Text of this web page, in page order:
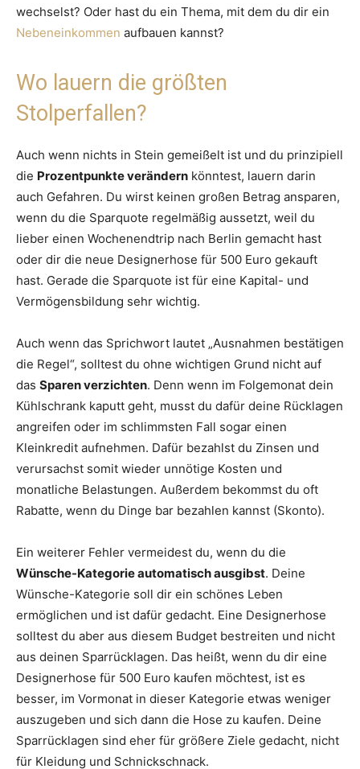
wechselst? Oder hast du ein Thema, mit dem du dir ein
Nebeneinkommen aufbauen kannst?
Wo lauern die größten
Stolperfallen?
Auch wenn nichts in Stein gemeißelt ist und du prinzipiell
die Prozentpunkte verändern könntest, lauern darin
auch Gefahren. Du wirst keinen großen Betrag ansparen,
wenn du die Sparquote regelmäßig aussetzt, weil du
lieber einen Wochenendtrip nach Berlin gemacht hast
oder dir die neue Designerhose für 500 Euro gekauft
hast. Gerade die Sparquote ist für eine Kapital- und
Vermögensbildung sehr wichtig.
Auch wenn das Sprichwort lautet „Ausnahmen bestätigen
die Regel“, solltest du ohne wichtigen Grund nicht auf
das Sparen verzichten. Denn wenn im Folgemonat dein
Kühlschrank kaputt geht, musst du dafür deine Rücklagen
angreifen oder im schlimmsten Fall sogar einen
Kleinkredit aufnehmen. Dafür bezahlst du Zinsen und
verursachst somit wieder unnötige Kosten und
monatliche Belastungen. Außerdem bekommst du oft
Rabatte, wenn du Dinge bar bezahlen kannst (Skonto).
Ein weiterer Fehler vermeidest du, wenn du die
Wünsche-Kategorie automatisch ausgibst. Deine
Wünsche-Kategorie soll dir ein schönes Leben
ermöglichen und ist dafür gedacht. Eine Designerhose
solltest du aber aus diesem Budget bestreiten und nicht
aus deinen Sparrücklagen. Das heißt, wenn du dir eine
Designerhose für 500 Euro kaufen möchtest, ist es
besser, im Vormonat in dieser Kategorie etwas weniger
auszugeben und sich dann die Hose zu kaufen. Deine
Sparrücklagen sind eher für größere Ziele gedacht, nicht
für Kleidung und Schnickschnack.